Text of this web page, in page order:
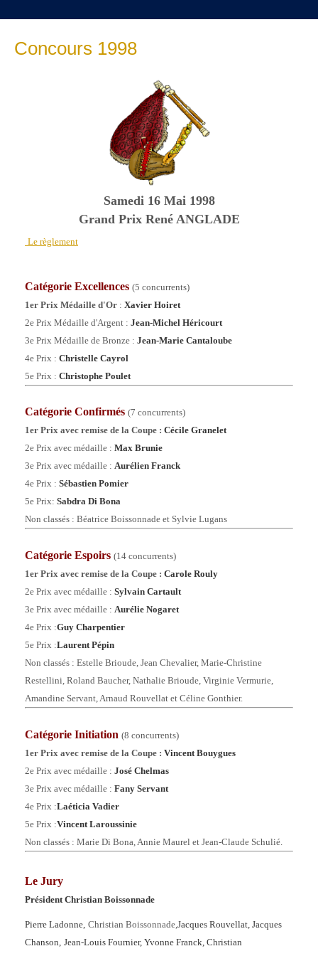
Concours 1998
Samedi 16 Mai 1998
Grand Prix René ANGLADE
Le règlement
Catégorie Excellences (5 concurrents)
1er Prix Médaille d'Or : Xavier Hoiret
2e Prix Médaille d'Argent : Jean-Michel Héricourt
3e Prix Médaille de Bronze : Jean-Marie Cantaloube
4e Prix : Christelle Cayrol
5e Prix : Christophe Poulet
Catégorie Confirmés (7 concurrents)
1er Prix avec remise de la Coupe : Cécile Granelet
2e Prix avec médaille : Max Brunie
3e Prix avec médaille : Aurélien Franck
4e Prix : Sébastien Pomier
5e Prix: Sabdra Di Bona
Non classés : Béatrice Boissonnade et Sylvie Lugans
Catégorie Espoirs (14 concurrents)
1er Prix avec remise de la Coupe : Carole Rouly
2e Prix avec médaille : Sylvain Cartault
3e Prix avec médaille : Aurélie Nogaret
4e Prix :Guy Charpentier
5e Prix :Laurent Pépin
Non classés : Estelle Brioude, Jean Chevalier, Marie-Christine
Restellini, Roland Baucher, Nathalie Brioude, Virginie Vermurie,
Amandine Servant, Arnaud Rouvellat et Céline Gonthier.
Catégorie Initiation (8 concurrents)
1er Prix avec remise de la Coupe : Vincent Bouygues
2e Prix avec médaille : José Chelmas
3e Prix avec médaille : Fany Servant
4e Prix :Laéticia Vadier
5e Prix :Vincent Laroussinie
Non classés : Marie Di Bona, Annie Maurel et Jean-Claude Schulié.
Le Jury
Président Christian Boissonnade
Pierre Ladonne, Christian Boissonnade, Jacques Rouvellat, Jacques
Chanson, Jean-Louis Fournier, Yvonne Franck, Christian